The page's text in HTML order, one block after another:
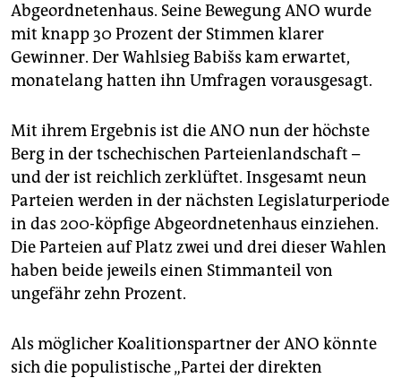
abo
genossenschaft
epaper login
Abgeordnetenhaus. Seine Bewegung ANO wurde
mit knapp 30 Prozent der Stimmen klarer
Gewinner. Der Wahlsieg Babišs kam erwartet,
monatelang hatten ihn Umfragen vorausgesagt.
Mit ihrem Ergebnis ist die ANO nun der höchste
Berg in der tschechischen Parteienlandschaft –
und der ist reichlich zerklüftet. Insgesamt neun
Parteien werden in der nächsten Legislaturperiode
in das 200-köpfige Abgeordnetenhaus einziehen.
Die Parteien auf Platz zwei und drei dieser Wahlen
haben beide jeweils einen Stimmanteil von
ungefähr zehn Prozent.
Als möglicher Koalitionspartner der ANO könnte
sich die populistische „Partei der direkten